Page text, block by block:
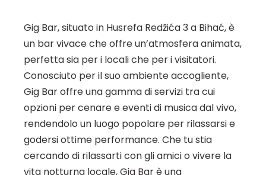
Gig Bar, situato in Husrefa Redžića 3 a Bihać, è
un bar vivace che offre un’atmosfera animata,
perfetta sia per i locali che per i visitatori.
Conosciuto per il suo ambiente accogliente,
Gig Bar offre una gamma di servizi tra cui
opzioni per cenare e eventi di musica dal vivo,
rendendolo un luogo popolare per rilassarsi e
godersi ottime performance. Che tu stia
cercando di rilassarti con gli amici o vivere la
vita notturna locale, Gig Bar è una